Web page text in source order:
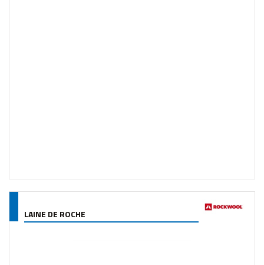
LAINE DE ROCHE